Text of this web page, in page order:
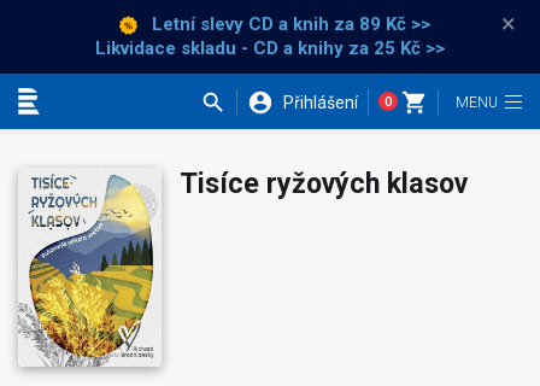
Letní slevy CD a knih za 89 Kč >>
Likvidace skladu - CD a knihy za 25 Kč >>
×
Přihlášení 0
Tisíce ryžových klasov